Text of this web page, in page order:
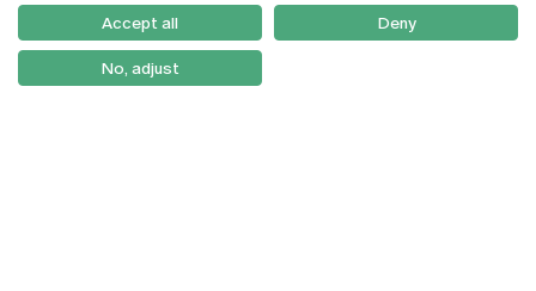
Como Chegar
Newsletter
Accept all Deny
No, adjust